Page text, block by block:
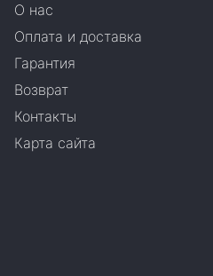
О нас
Оплата и доставка
Гарантия
Возврат
Контакты
Карта сайта